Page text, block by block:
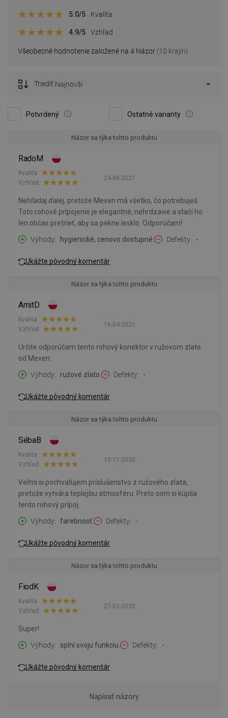
Všeobecné hodnotenie založené na 4 Názor (10 krajín)
5.0/5 Kvalita
4.9/5 Vzhľad
Potvrdený Ostatné varianty
Triediť:Najnovší
Názor sa týka tohto produktu
RadoM
24-08-2021
Kvalita:
Vzhľad:
Nehľadaj ďalej, pretože Mexen má všetko, čo potrebuješ.
Toto rohové prípojenie je elegantné, nehrdzavie a stačí ho
len občas pretrieť, aby sa pekne lesklo. Odporúčam!
Výhody
hygienické, cenovo dostupné. Defekty -
Ukážte pôvodný komentár
Názor sa týka tohto produktu
AmitD
16-04-2021
Kvalita:
Vzhľad:
Určite odporúčam tento rohový konektor v ružovom zlate
od Mexen.
Výhody
ružové zlato. Defekty -
Ukážte pôvodný komentár
Názor sa týka tohto produktu
SébaB
10-11-2020
Kvalita:
Vzhľad:
Veľmi si pochvaľujem príslušenstvo z ružového zlata,
pretože vytvára teplejšiu atmosféru. Preto som si kúpila
tento rohový prípoj.
Výhody
farebnosť. Defekty -
Ukážte pôvodný komentár
Názor sa týka tohto produktu
FiodK
27-02-2020
Kvalita:
Vzhľad:
Super!
Výhody
splní svoju funkciu. Defekty -
Ukážte pôvodný komentár
Napísať názory